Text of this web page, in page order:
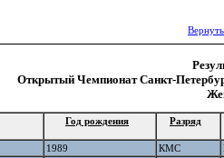
Открытый Чемпионат Санкт-
Год рождения Разряд
1989 КМС